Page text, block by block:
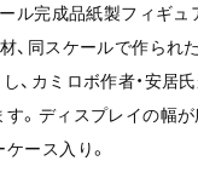
ル完成品紙製フィギュ
、同スケールで作られ
、カミロボ作者・安居
。ディスプレイの幅が
ース入り。